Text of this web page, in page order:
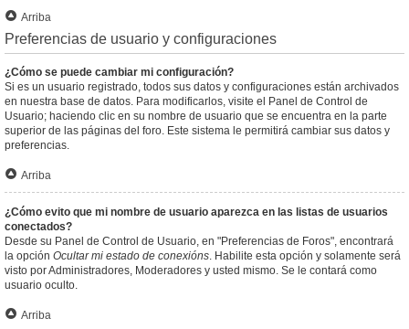
Arriba
Preferencias de usuario y configuraciones
¿Cómo se puede cambiar mi configuración?
Si es un usuario registrado, todos sus datos y configuraciones están archivados
en nuestra base de datos. Para modificarlos, visite el Panel de Control de
Usuario; haciendo clic en su nombre de usuario que se encuentra en la parte
superior de las páginas del foro. Este sistema le permitirá cambiar sus datos y
preferencias.
Arriba
¿Cómo evito que mi nombre de usuario aparezca en las listas de usuarios
conectados?
Desde su Panel de Control de Usuario, en "Preferencias de Foros", encontrará
la opción Ocultar mi estado de conexións. Habilite esta opción y solamente será
visto por Administradores, Moderadores y usted mismo. Se le contará como
usuario oculto.
Arriba